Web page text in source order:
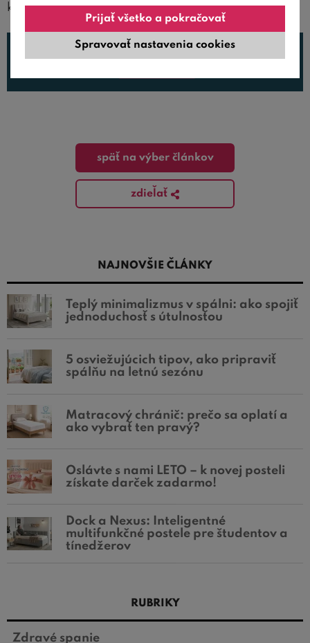
krásku cezInstagram.
späť na výber článkov
zdieľať
NAJNOVŠIE ČLÁNKY
Teplý minimalizmus v spálni: ako spojiť
jednoduchosť s útulnosťou
5 osviežujúcich tipov, ako pripraviť
spálňu na letnú sezónu
Matracový chránič: prečo sa oplatí a
ako vybrať ten pravý?
Oslávte s nami LETO – k novej posteli
získate darček zadarmo!
Dock a Nexus: Inteligentné
multifunkčné postele pre študentov a
tínedžerov
RUBRIKY
Zdravé spanie
Spravovať nastavenia cookies
Prijať všetko a pokračovať